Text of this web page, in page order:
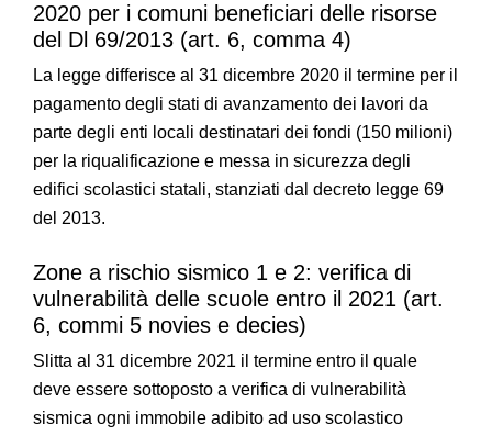
2020 per i comuni beneficiari delle risorse
del Dl 69/2013 (art. 6, comma 4)
La legge differisce al 31 dicembre 2020 il termine per il
pagamento degli stati di avanzamento dei lavori da
parte degli enti locali destinatari dei fondi (150 milioni)
per la riqualificazione e messa in sicurezza degli
edifici scolastici statali, stanziati dal decreto legge 69
del 2013.
Zone a rischio sismico 1 e 2: verifica di
vulnerabilità delle scuole entro il 2021 (art.
6, commi 5 novies e decies)
Slitta al 31 dicembre 2021 il termine entro il quale
deve essere sottoposto a verifica di vulnerabilità
sismica ogni immobile adibito ad uso scolastico